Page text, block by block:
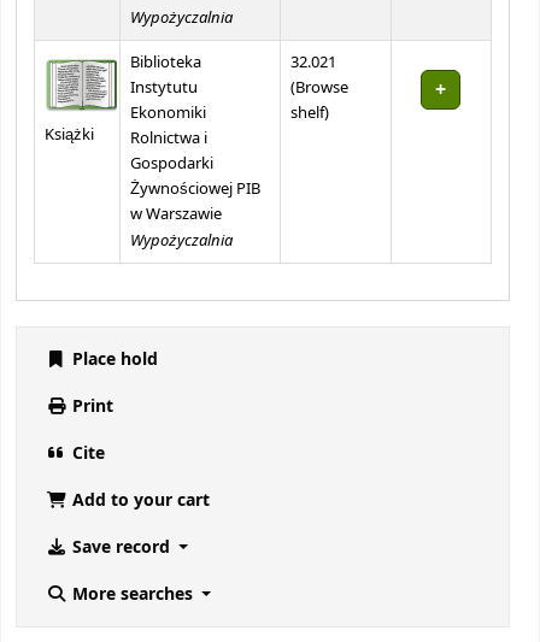
Wypożyczalnia
Książki
Biblioteka
Instytutu
Ekonomiki
Rolnictwa i
Gospodarki
Żywnościowej PIB
w Warszawie
Wypożyczalnia
32.021
(Browse
shelf(Opens below)
)
Place hold
Print
Cite
Add to your cart
Save record
More searches